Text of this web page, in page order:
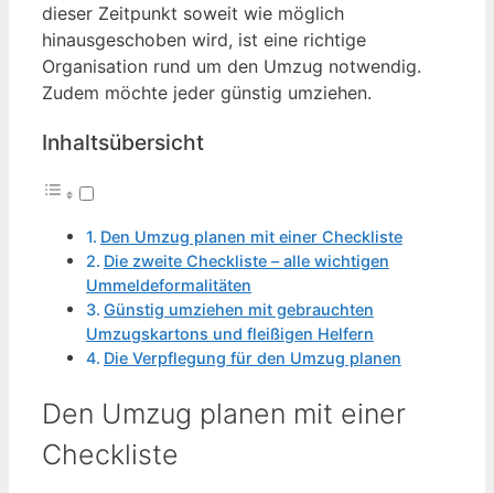
dieser Zeitpunkt soweit wie möglich
hinausgeschoben wird, ist eine richtige
Organisation rund um den Umzug notwendig.
Zudem möchte jeder günstig umziehen.
Inhaltsübersicht
Den Umzug planen mit einer Checkliste
Die zweite Checkliste – alle wichtigen
Ummeldeformalitäten
Günstig umziehen mit gebrauchten
Umzugskartons und fleißigen Helfern
Die Verpflegung für den Umzug planen
Den Umzug planen mit einer
Checkliste